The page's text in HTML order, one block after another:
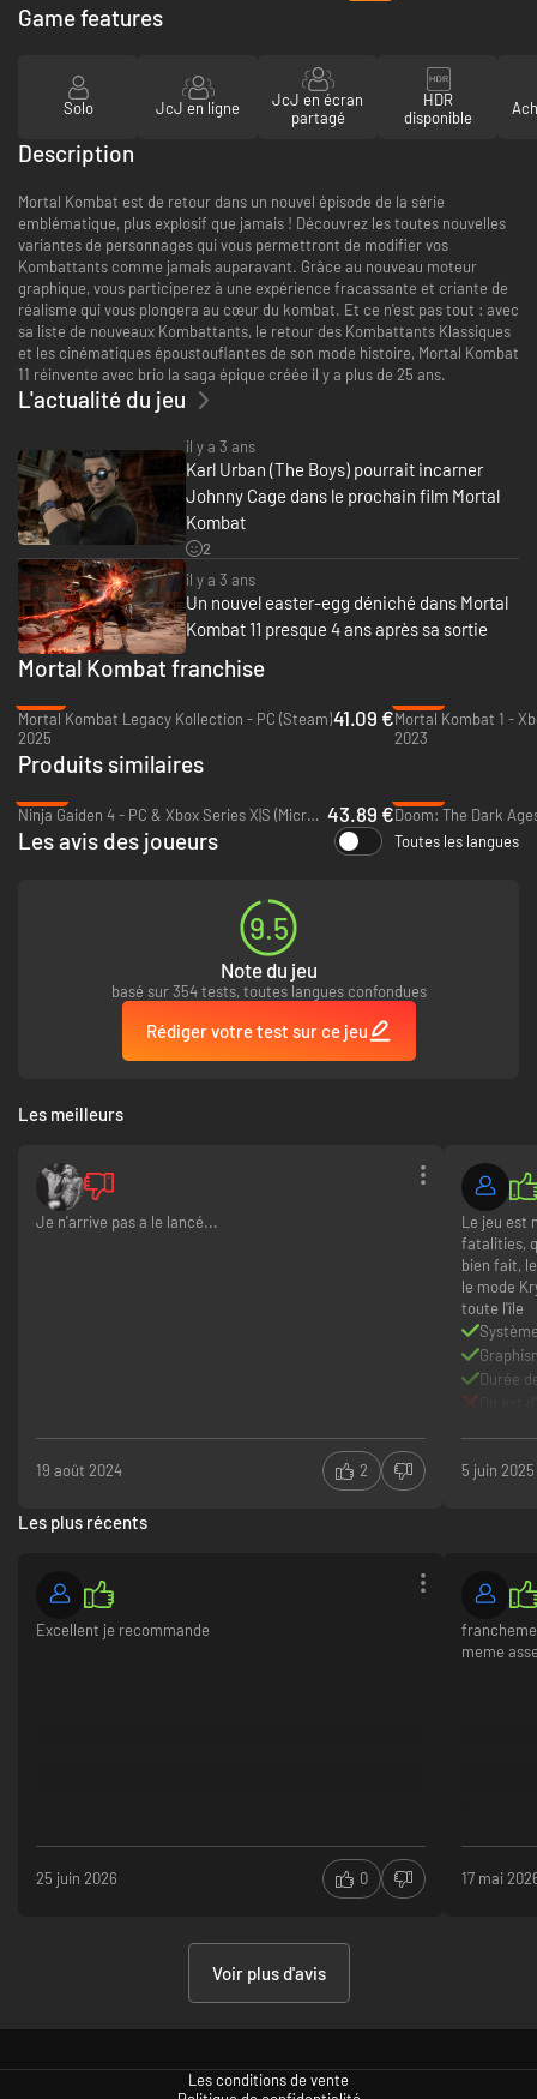
Game features
Solo JcJ en ligne
JcJ en écran
partagé
HDR
disponible
Description
Mortal Kombat est de retour dans un nouvel épisode de la série
emblématique, plus explosif que jamais ! Découvrez les toutes nouvelles
variantes de personnages qui vous permettront de modifier vos
Kombattants comme jamais auparavant. Grâce au nouveau moteur
graphique, vous participerez à une expérience fracassante et criante de
réalisme qui vous plongera au cœur du kombat. Et ce n'est pas tout : avec
sa liste de nouveaux Kombattants, le retour des Kombattants Klassiques
et les cinématiques époustouflantes de son mode histoire, Mortal Kombat
11 réinvente avec brio la saga épique créée il y a plus de 25 ans.
L'actualité du jeu
il y a 3 ans
Karl Urban (The Boys) pourrait incarner
Johnny Cage dans le prochain film Mortal
Kombat
2
il y a 3 ans
Un nouvel easter-egg déniché dans Mortal
Kombat 11 presque 4 ans après sa sortie
Mortal Kombat franchise
Mortal Kombat Legacy Kollection - PC (Steam)
2025
41.09 €Mortal Kombat 1 -
2023
Produits similaires
Ninja Gaiden 4 - PC & Xbox Series X|S (Microsoft Store) 43.89 €
Les avis des joueurs Toutes les langues
9.5
Note du jeu
basé sur 354 tests, toutes langues confondues
Rédiger votre test sur ce jeu
Les meilleurs
Je n'arrive pas a le lancé...
19 août 2024 2
Le jeu est
fatalities,
bien fait,
le mode
toute l'île
Durée
5 juin 2025
Les plus récents
Excellent je recommande
25 juin 2026 0
meme
17 mai
Voir plus d'avis
Les conditions de vente